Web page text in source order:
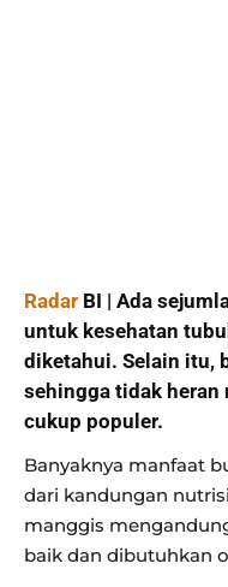
Radar BI | Ada
untuk kesehatan
diketahui. Selain itu,
sehingga tidak heran
cukup populer.
Banyaknya manfaat
dari kandungan
manggis
baik dan dibutuhkan